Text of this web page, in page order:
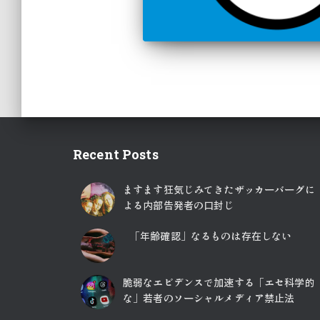
Recent Posts
ますます狂気じみてきたザッカーバーグに
よる内部告発者の口封じ
「年齢確認」なるものは存在しない
脆弱なエビデンスで加速する「エセ科学的
な」若者のソーシャルメディア禁止法